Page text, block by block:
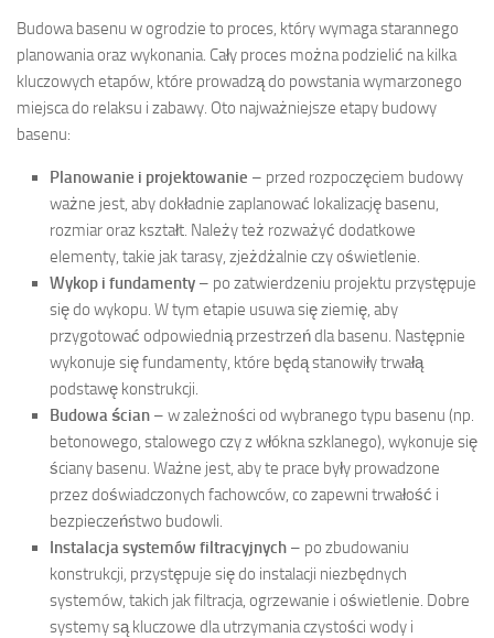
Budowa basenu w ogrodzie to proces, który wymaga starannego
planowania oraz wykonania. Cały proces można podzielić na kilka
kluczowych etapów, które prowadzą do powstania wymarzonego
miejsca do relaksu i zabawy. Oto najważniejsze etapy budowy
basenu:
Planowanie i projektowanie – przed rozpoczęciem budowy
ważne jest, aby dokładnie zaplanować lokalizację basenu,
rozmiar oraz kształt. Należy też rozważyć dodatkowe
elementy, takie jak tarasy, zjeżdżalnie czy oświetlenie.
Wykop i fundamenty – po zatwierdzeniu projektu przystępuje
się do wykopu. W tym etapie usuwa się ziemię, aby
przygotować odpowiednią przestrzeń dla basenu. Następnie
wykonuje się fundamenty, które będą stanowiły trwałą
podstawę konstrukcji.
Budowa ścian – w zależności od wybranego typu basenu (np.
betonowego, stalowego czy z włókna szklanego), wykonuje się
ściany basenu. Ważne jest, aby te prace były prowadzone
przez doświadczonych fachowców, co zapewni trwałość i
bezpieczeństwo budowli.
Instalacja systemów filtracyjnych – po zbudowaniu
konstrukcji, przystępuje się do instalacji niezbędnych
systemów, takich jak filtracja, ogrzewanie i oświetlenie. Dobre
systemy są kluczowe dla utrzymania czystości wody i